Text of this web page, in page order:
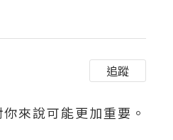
追蹤
來說可能更加重要。